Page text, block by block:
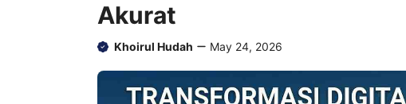
Akurat
Khoirul Hudah May 24, 2026